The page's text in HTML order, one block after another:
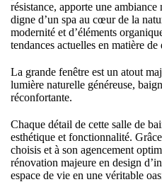
résistance, apporte une
digne d’un spa au cœur de la
modernité et d’éléments
tendances actuelles en matière
La grande fenêtre est un atout
lumière naturelle généreuse,
réconfortante.
Chaque détail de cette salle de
esthétique et fonctionnalité.
choisis et à son agencement
rénovation majeure en design
espace de vie en une véritable